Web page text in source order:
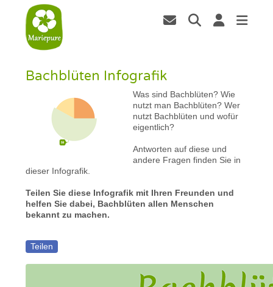
Bachblüten Infografik
Was sind Bachblüten? Wie
nutzt man Bachblüten? Wer
nutzt Bachblüten und wofür
eigentlich?
Antworten auf diese und
andere Fragen finden Sie in
dieser Infografik.
Teilen Sie diese Infografik mit Ihren Freunden und
helfen Sie dabei, Bachblüten allen Menschen
bekannt zu machen.
Teilen